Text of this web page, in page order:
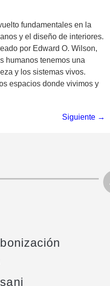
fundamentales en la
y el diseño de interiores.
por Edward O. Wilson,
humanos tenemos una
y los sistemas vivos.
espacios donde vivimos y
Siguiente →